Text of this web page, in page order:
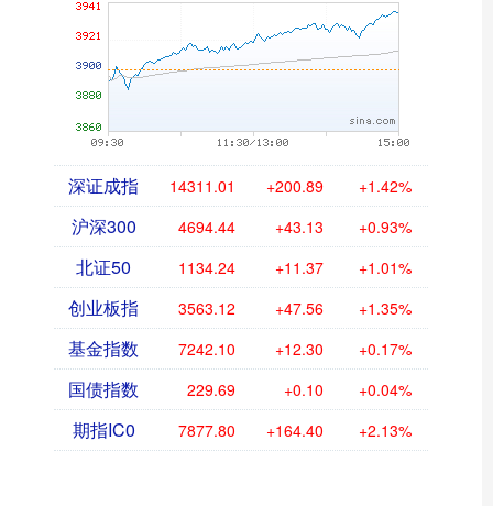
深证成指 14311.01 +200.89 +1.42%
沪深300 4694.44 +43.13 +0.93%
北证50 1134.24 +11.37 +1.01%
创业板指 3563.12 +47.56 +1.35%
基金指数 7242.10 +12.30 +0.17%
国债指数 229.69 +0.10 +0.04%
期指IC0 7877.80 +164.40 +2.13%